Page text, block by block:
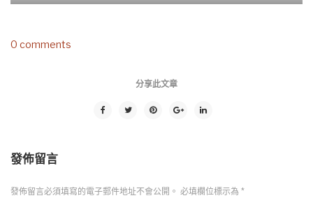
0 comments
分享此文章
發佈留言
發佈留言必須填寫的電子郵件地址不會公開。 必填欄位標示為 *